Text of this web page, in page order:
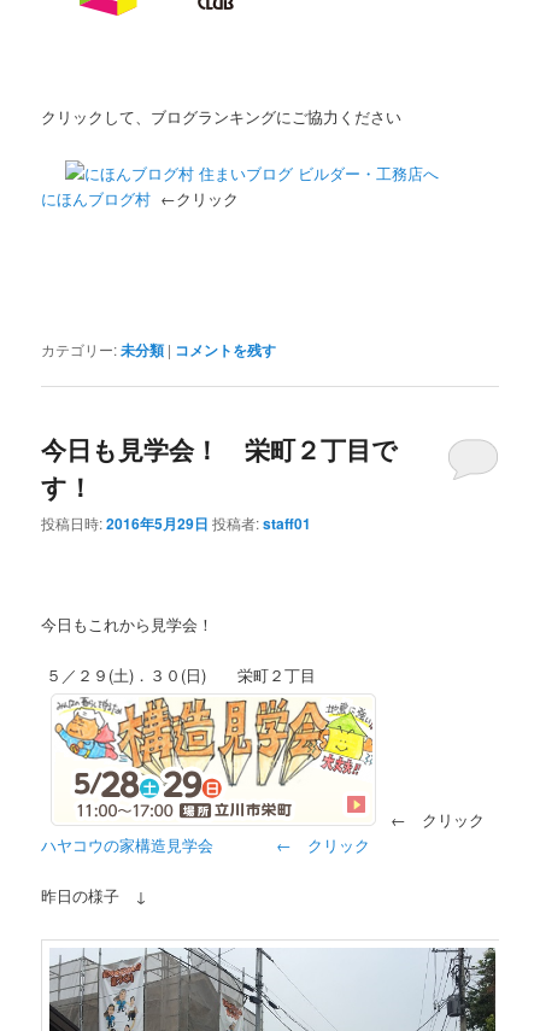
クリックして、ブログランキングにご協力ください
にほんブログ村 ←クリック
カテゴリー:未分類 | コメントを残す
今日も見学会！ 栄町２丁目で
す！
投稿日時:2016年5月29日 投稿者:staff01
今日もこれから見学会！
５／２９(土)．３０(日) 栄町２丁目
← クリック
ハヤコウの家構造見学会 ← クリック
昨日の様子 ↓